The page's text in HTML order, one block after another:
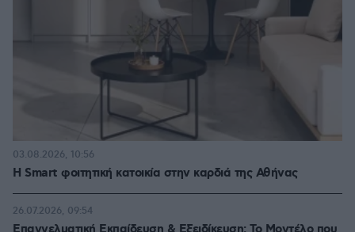
Η Smart φοιτητική κατοικία στην καρδιά της Αθήνας
03.08.2026, 10:56
26.07.2026, 09:54